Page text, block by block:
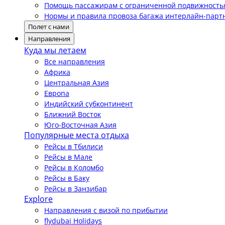
Помощь пассажирам с ограниченной
Нормы и правила провоза багажа интерлайн-
Полет с нами
Направления
Куда мы летаем
Все направления
Африка
Центральная Азия
Европа
Индийский субконтинент
Ближний Восток
Юго-Восточная Азия
Популярные места отдыха
Рейсы в Тбилиси
Рейсы в Мале
Рейсы в Коломбо
Рейсы в Баку
Рейсы в Занзибар
Explore
Направления с визой по прибытии
flydubai Holidays